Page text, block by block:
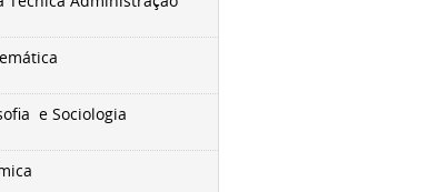
e Sociologia